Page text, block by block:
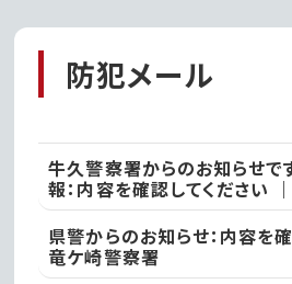
防犯メール
牛久警察署からのお知らせ
報：内容を確認してください
県警からのお知らせ：内容を
竜ケ崎警察署